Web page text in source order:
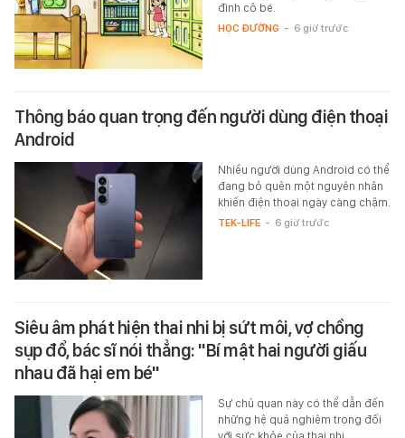
đình cô bé.
HỌC ĐƯỜNG - 6 giờ trước
Thông báo quan trọng đến người dùng điện thoại
Android
Nhiều người dùng Android có thể
đang bỏ quên một nguyên nhân
khiến điện thoại ngày càng chậm.
TEK-LIFE - 6 giờ trước
Siêu âm phát hiện thai nhi bị sứt môi, vợ chồng
sụp đổ, bác sĩ nói thẳng: "Bí mật hai người giấu
nhau đã hại em bé"
Sự chủ quan này có thể dẫn đến
những hệ quả nghiêm trọng đối